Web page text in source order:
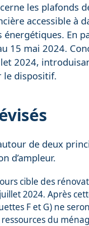
les plafonds
accessible à
En
15 mai 2024.
2024,
le dispositif.
de deux
d’ampleur.
cible des
2024. Après
F et G) ne
du